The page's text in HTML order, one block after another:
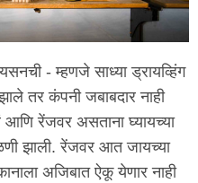
- म्हणजे साध्या ड्रायव्हिंग
तर कंपनी जबाबदार नाही
रेंजवर असताना घ्यायच्या
झाली. रेंजवर आत जायच्या
अजिबात ऐकू येणार नाही